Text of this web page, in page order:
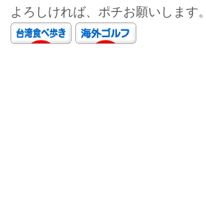
よろしければ、ポチお願いします。